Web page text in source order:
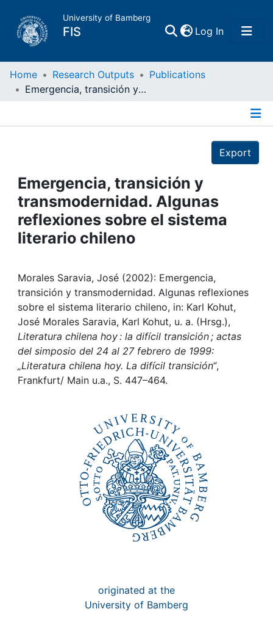
University of Bamberg
FIS Log In(current)
Home
People
Institutions
Awards
My FIS
Help
Home Research Outputs
Publications
Emergencia, transición y transmodernidad. Algunas reflexiones sobre el sistema literario chileno
Export
Emergencia, transición y
transmodernidad. Algunas
reflexiones sobre el sistema
literario chileno
Morales Saravia, José (2002): Emergencia,
transición y transmodernidad. Algunas reflexiones
sobre el sistema literario chileno, in: Karl Kohut,
José Morales Saravia, Karl Kohut, u. a. (Hrsg.),
Literatura chilena hoy : la difícil transición ; actas
del simposio del 24 al 27 febrero de 1999:
„Literatura chilena hoy. La difícil transición“,
Frankfurt/ Main u.a., S. 447–464.
originated at the
University of Bamberg